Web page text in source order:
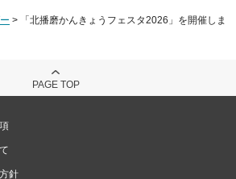
> 「北播磨かんきょうフェスタ2026」を開催しま
PAGE TOP
針